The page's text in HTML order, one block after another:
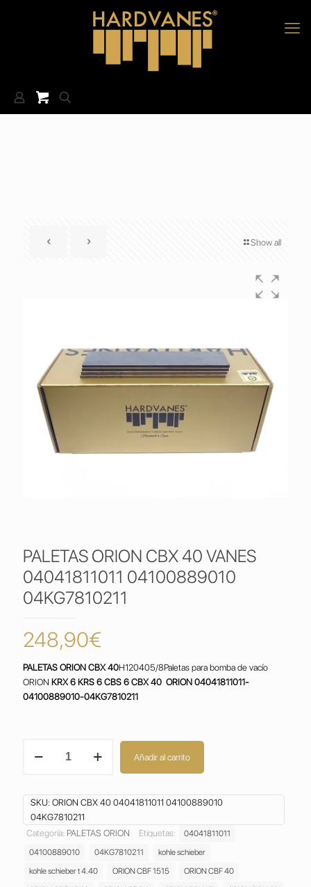
Show all
PALETAS ORION CBX 40 VANES
04041811011 04100889010
04KG7810211
248,90€
PALETAS ORION CBX 40H120405/8Paletas para bomba de vacío
ORION KRX 6 KRS 6 CBS 6 CBX 40 ORION 04041811011-
04100889010-04KG7810211
ORION
VANES
04041811011
04100889010
04KG7810211
Añadir al carrito
SKU: ORION CBX 40 04041811011 04100889010
04KG7810211
Categoría: PALETAS ORION Etiquetas:
04041811011
04100889010
04KG7810211
kohle schieber
kohle schieber t 4.40
ORION CBF 1515
ORION CBF 40